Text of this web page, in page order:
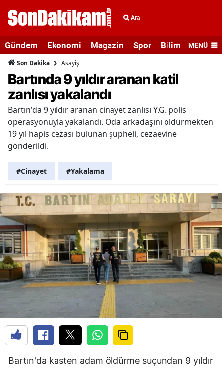
Ara
Gündem Ekonomi Magazin Spor Bilim veMENÜ
Son Dakika Asayiş
Bartında 9 yıldır aranan katil
zanlısı yakalandı
Bartın'da 9 yıldır aranan cinayet zanlısı Y.G. polis
operasyonuyla yakalandı. Oda arkadaşını öldürmekten
19 yıl hapis cezası bulunan şüpheli, cezaevine
gönderildi.
#Cinayet #Yakalama
Bartın'da kasten adam öldürme suçundan 9 yıldır